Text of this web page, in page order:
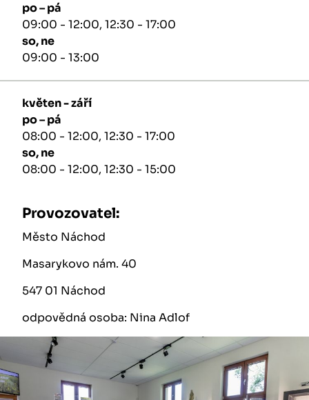
po – pá
09:00 - 12:00, 12:30 - 17:00
so, ne
09:00 - 13:00
květen - září
po – pá
08:00 - 12:00, 12:30 - 17:00
so, ne
08:00 - 12:00, 12:30 - 15:00
Provozovatel:
Město Náchod
Masarykovo nám. 40
547 01 Náchod
odpovědná osoba: Nina Adlof